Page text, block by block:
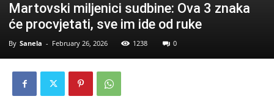
Martovski miljenici sudbine: Ova 3 znaka
će procvjetati, sve im ide od ruke
By Sanela - February 26, 2026 1238 0